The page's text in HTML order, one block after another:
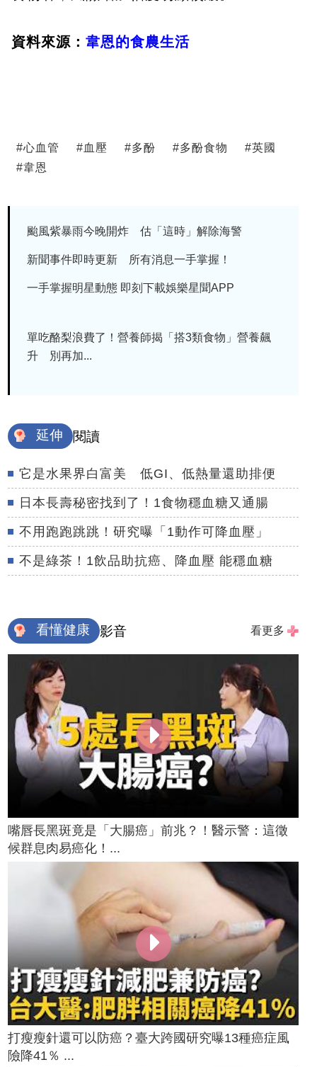
資料來源：韋恩的食農生活
#心血管 #血壓 #多酚 #多酚食物 #英國
#韋恩
颱風紫暴雨今晚開炸 估「這時」解除海警
新聞事件即時更新 所有消息一手掌握！
一手掌握明星動態 即刻下載娛樂星聞APP
單吃酪梨浪費了！營養師揭「搭3類食物」營養飆
升 別再加...
延伸 閱讀
它是水果界白富美 低GI、低熱量還助排便
日本長壽秘密找到了！1食物穩血糖又通腸
不用跑跑跳跳！研究曝「1動作可降血壓」
不是綠茶！1飲品助抗癌、降血壓 能穩血糖
看懂健康 影音 看更多
嘴唇長黑斑竟是「大腸癌」前兆？！醫示警：這徵
候群息肉易癌化！...
打瘦瘦針還可以防癌？臺大跨國研究曝13種癌症風
險降41％ ...